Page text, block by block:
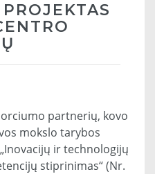
partnerių, kovo
mokslo tarybos
ir technologijų
stiprinimas“ (Nr.